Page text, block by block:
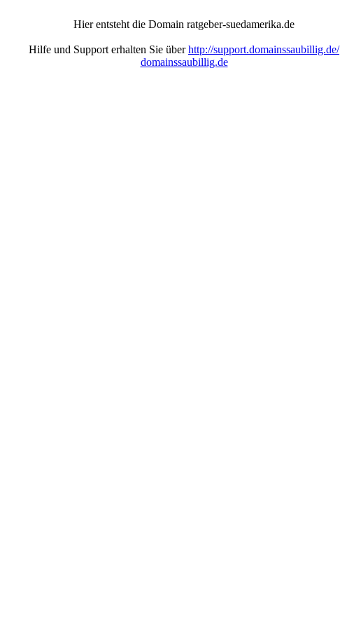
Hier entsteht die Domain ratgeber-suedamerika.de
Hilfe und Support erhalten Sie überhttp://support.domainssaubillig.de/
domainssaubillig.de